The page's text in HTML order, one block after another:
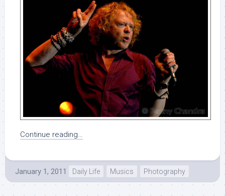
Continue reading…
January 1, 2011 Daily Life Musics Photography